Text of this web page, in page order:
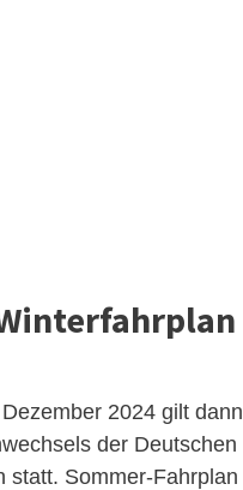
2024 gilt
der
statt. Sommer-